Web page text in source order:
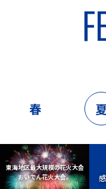
春 夏
東海地区最大規模の花火大会
おいでん花火大会。